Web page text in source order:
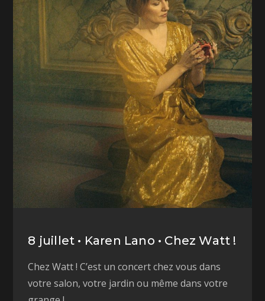
8 juillet • Karen Lano • Chez Watt !
Chez Watt ! C’est un concert chez vous dans
votre salon, votre jardin ou même dans votre